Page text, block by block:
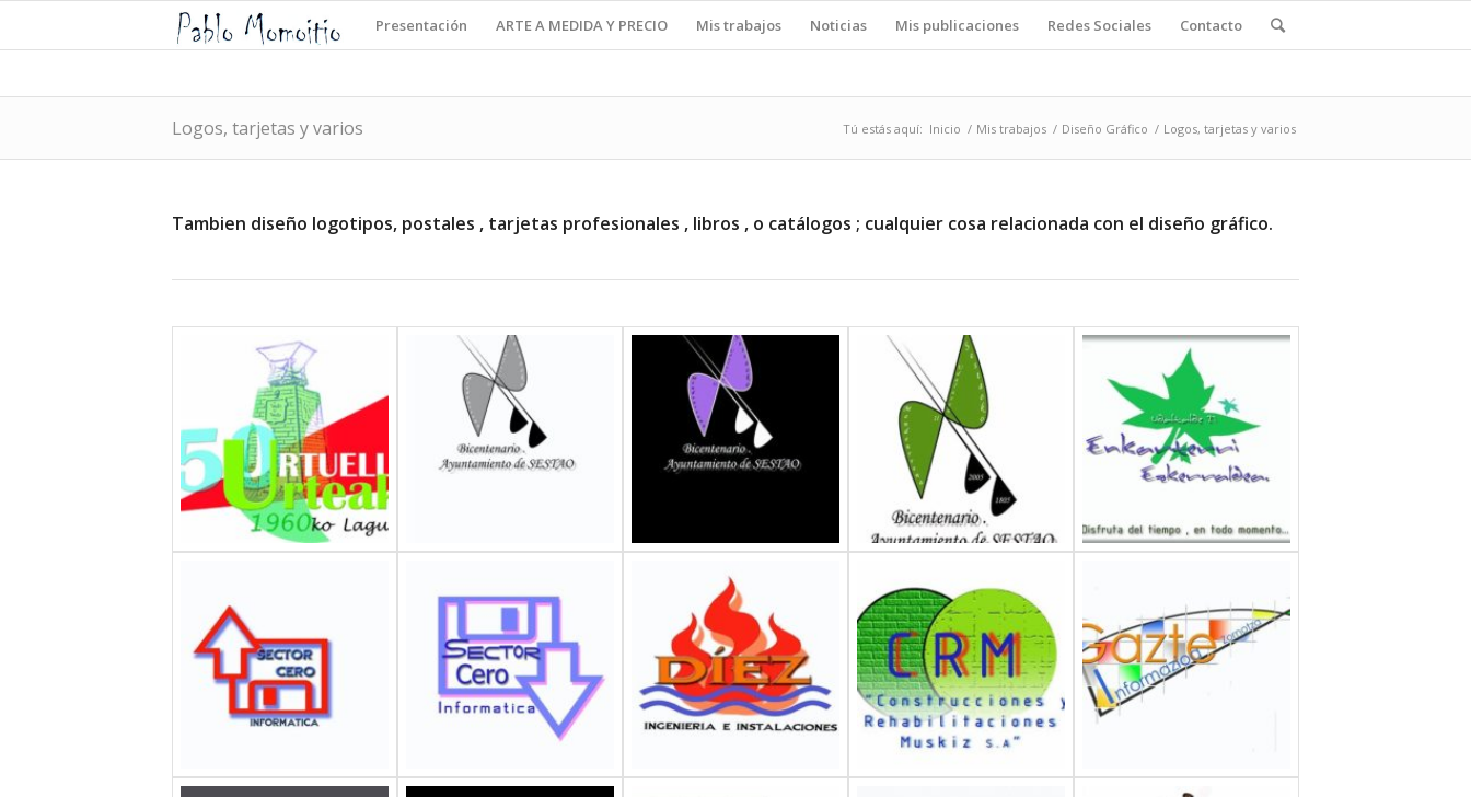
Presentación ARTE A MEDIDA Y PRECIO Mis trabajos Noticias Mis publicaciones Redes Sociales Contacto
Logos, tarjetas y varios Tú estás aquí: Inicio / Mis trabajos / Diseño Gráfico / Logos, tarjetas y varios
Tambien diseño logotipos, postales , tarjetas profesionales , libros , o catálogos ; cualquier cosa relacionada con el diseño gráfico.